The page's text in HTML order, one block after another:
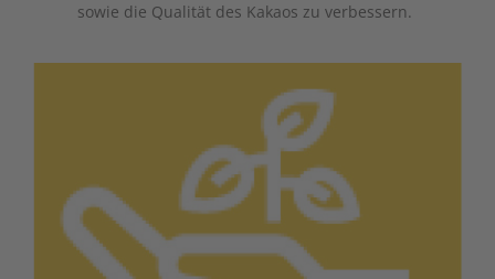
sowie die Qualität des Kakaos zu verbessern.